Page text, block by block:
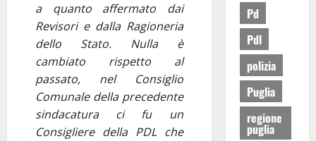
a quanto affermato dai
Revisori e dalla Ragioneria
dello Stato. Nulla è
cambiato rispetto al
passato, nel Consiglio
Comunale della precedente
sindacatura ci fu un
Consigliere della PDL che
Pd
Pdl
polizia
Puglia
regione
puglia